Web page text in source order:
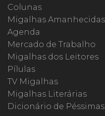
Colunas
Migalhas Amanhecidas
Agenda
Mercado de Trabalho
Migalhas dos Leitores
Pílulas
TV Migalhas
Migalhas Literárias
Dicionário de